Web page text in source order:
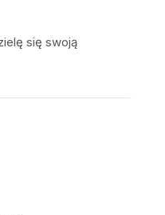
się swoją